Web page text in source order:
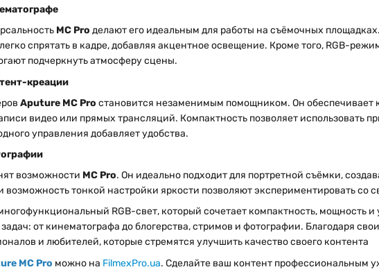
MC Pro делают его идеальным для работы на съёмочных
спрятать в кадре, добавляя акцентное освещение. Кроме того, RGB-
подчеркнуть атмосферу сцены.
креации
Aputure MC Pro становится незаменимым помощником. Он обеспечивает
видео или прямых трансляций. Компактность позволяет использовать
управления добавляет удобства.
возможности MC Pro. Он идеально подходит для портретной съёмки,
возможность тонкой настройки яркости позволяют экспериментировать со
RGB-свет, который сочетает компактность, мощность
от кинематографа до блогерства, стримов и фотографии. Благодаря
и любителей, которые стремятся улучшить качество своего контента
MC Pro можно на FilmexPro.ua. Сделайте ваш контент профессиональным